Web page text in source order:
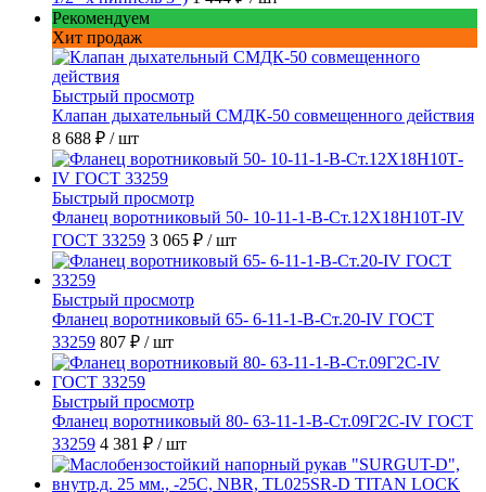
Рекомендуем
Хит продаж
Быстрый просмотр
Клапан дыхательный СМДК-50 совмещенного действия
8 688 ₽ / шт
Быстрый просмотр
Фланец воротниковый 50- 10-11-1-B-Ст.12Х18Н10Т-IV
ГОСТ 33259 3 065 ₽ / шт
Быстрый просмотр
Фланец воротниковый 65- 6-11-1-B-Ст.20-IV ГОСТ
33259 807 ₽ / шт
Быстрый просмотр
Фланец воротниковый 80- 63-11-1-B-Ст.09Г2С-IV ГОСТ
33259 4 381 ₽ / шт